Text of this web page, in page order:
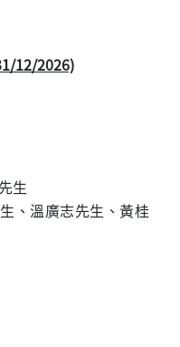
12/2026)
生
、溫廣志先生、黃桂